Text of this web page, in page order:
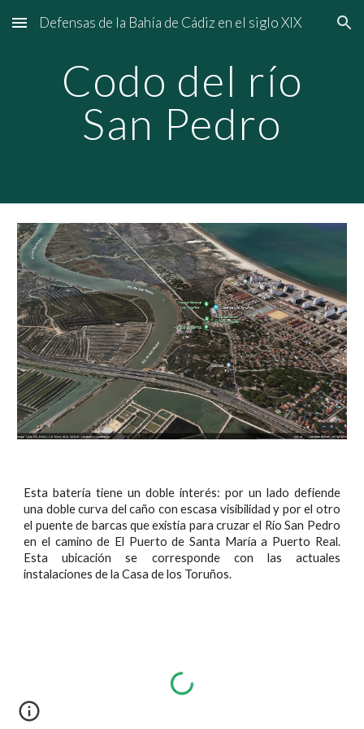
Skip to main content Skip to navigation
Defensas de la Bahía de Cádiz en el siglo XIX
Codo del río
San Pedro
Esta batería tiene un doble interés: por un lado defiende
una doble curva del caño con escasa visibilidad y por el otro
el puente de barcas que existía para cruzar el Río San Pedro
en el camino de El Puerto de Santa María a Puerto Real.
Esta ubicación se corresponde con las actuales
instalaciones de la Casa de los Toruños.